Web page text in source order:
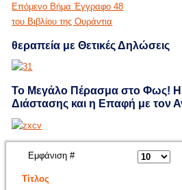
θεραπεία με Θετικές Δηλώσεις
Το Μεγάλο Πέρασμα στο Φως! Η
Διάστασης και η Επαφή με τον
Εμφάνιση #
Τίτλος